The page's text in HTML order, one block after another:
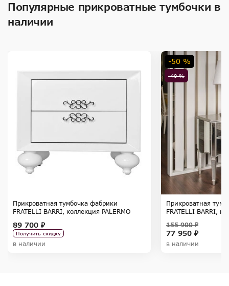
Популярные прикроватные тумбочки в
наличии
Прикроватная тумбочка фабрики
FRATELLI BARRI, коллекция PALERMO
89 700 ₽
Получить скидку
в наличии
-40 %
-50 %
Прикроватная
FRATELLI BARRI,
77 950 ₽
155 900 ₽
в наличии